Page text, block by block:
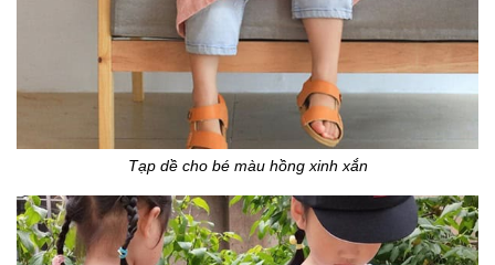
Tạp dề cho bé màu hồng xinh xắn